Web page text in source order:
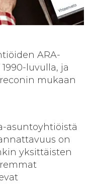
ARA-
luvulla, ja
mukaan
asunto­yhtiöistä
on
yksittäisten